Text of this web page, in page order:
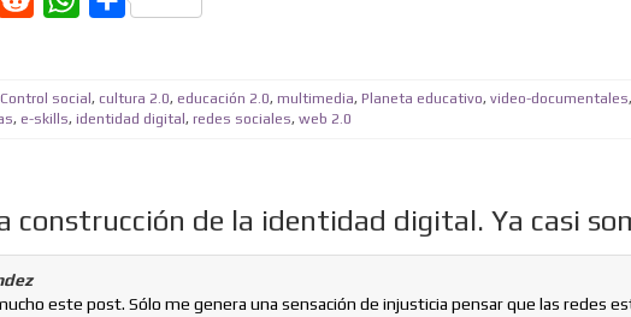
d
t
p
p
p
t
i
Control social , cultura 2.0, educación 2.0, multimedia, Planeta educativo, video-documentales,
, e-skills, identidad digital , redes sociales, web 2.0
construcción de la identidad digital. Ya casi
este post. Sólo me genera una sensación de injusticia pensar que las redes